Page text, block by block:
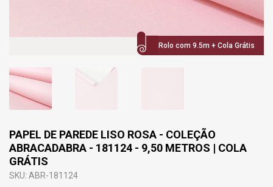
Rolo com 9.5m + Cola Grátis
PAPEL DE PAREDE LISO ROSA - COLEÇÃO
ABRACADABRA - 181124 - 9,50 METROS | COLA
GRÁTIS
SKU: ABR-181124